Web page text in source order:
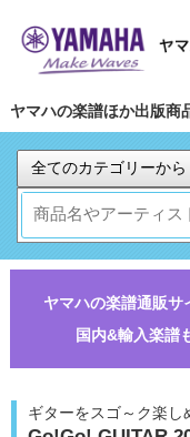
ヤマハの楽譜ほか出版商
ヤマハの楽譜通販サ
国内&輸入楽譜
ギターをスゴ～ク楽し